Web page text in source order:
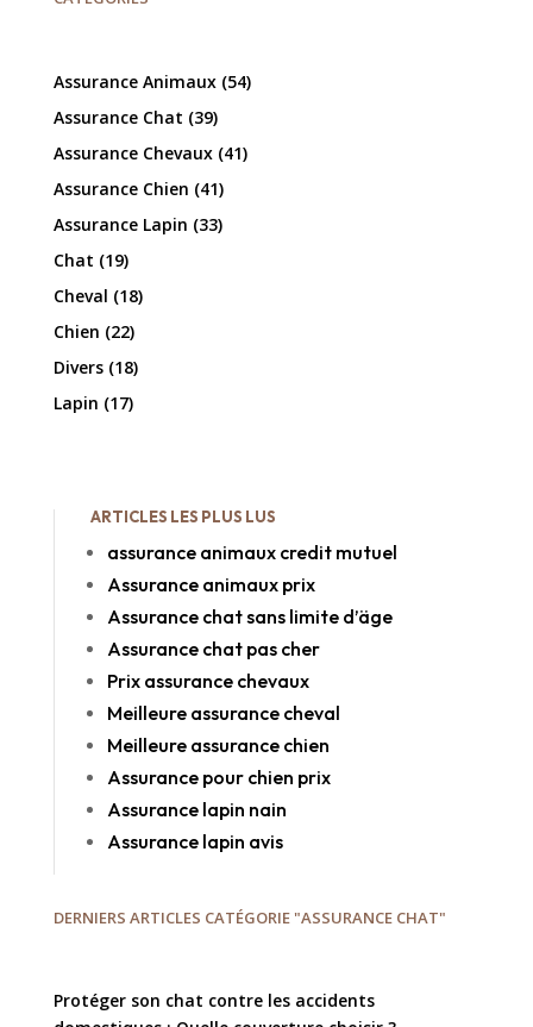
Assurance Animaux(54)
Assurance Chat (39)
Assurance Chevaux(41)
Assurance Chien (41)
Assurance Lapin (33)
Chat (19)
Cheval (18)
Chien (22)
Divers(18)
Lapin (17)
ARTICLES LES PLUS LUS
assurance animaux credit mutuel
Assurance animaux prix
Assurance chat sans limite d’äge
Assurance chat pas cher
Prix assurance chevaux
Meilleure assurance cheval
Meilleure assurance chien
Assurance pour chien prix
Assurance lapin nain
Assurance lapin avis
DERNIERS ARTICLES CATÉGORIE "ASSURANCE CHAT"
Protéger son chat contre les accidents